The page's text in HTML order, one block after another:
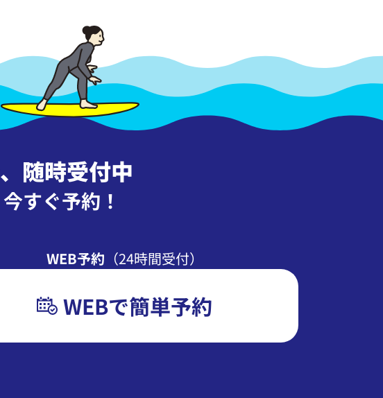
、 随時受付中
今すぐ予約！
WEB予約 （24時間受付）
WEBで簡単予約